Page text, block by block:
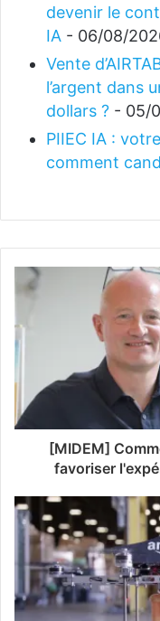
devenir le
IA - 06/08/
Vente
l’argent dans
dollars ? - 05/
PIIEC IA :
comment
[MIDEM]
favoriser